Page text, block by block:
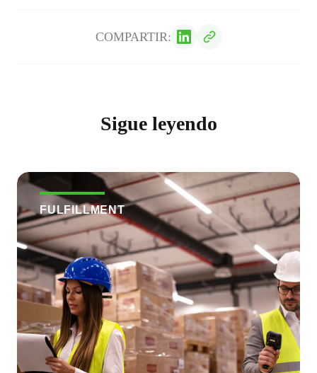
COMPARTIR:
Sigue leyendo
FULFILLMENT